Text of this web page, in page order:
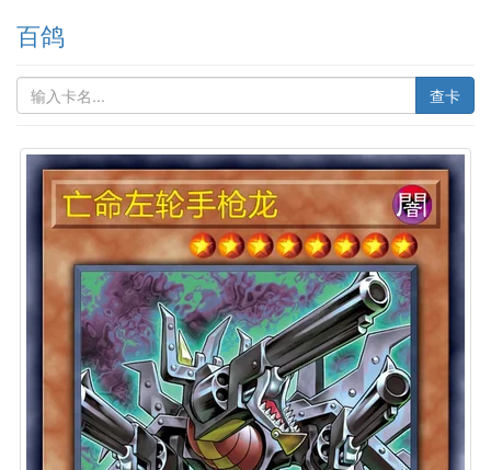
百鸽
查卡